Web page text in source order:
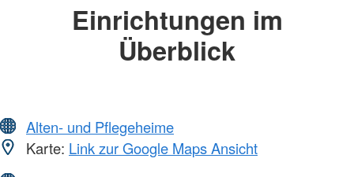
Einrichtungen im
Überblick
Alten- und Pflegeheime
Karte: Link zur Google Maps Ansicht